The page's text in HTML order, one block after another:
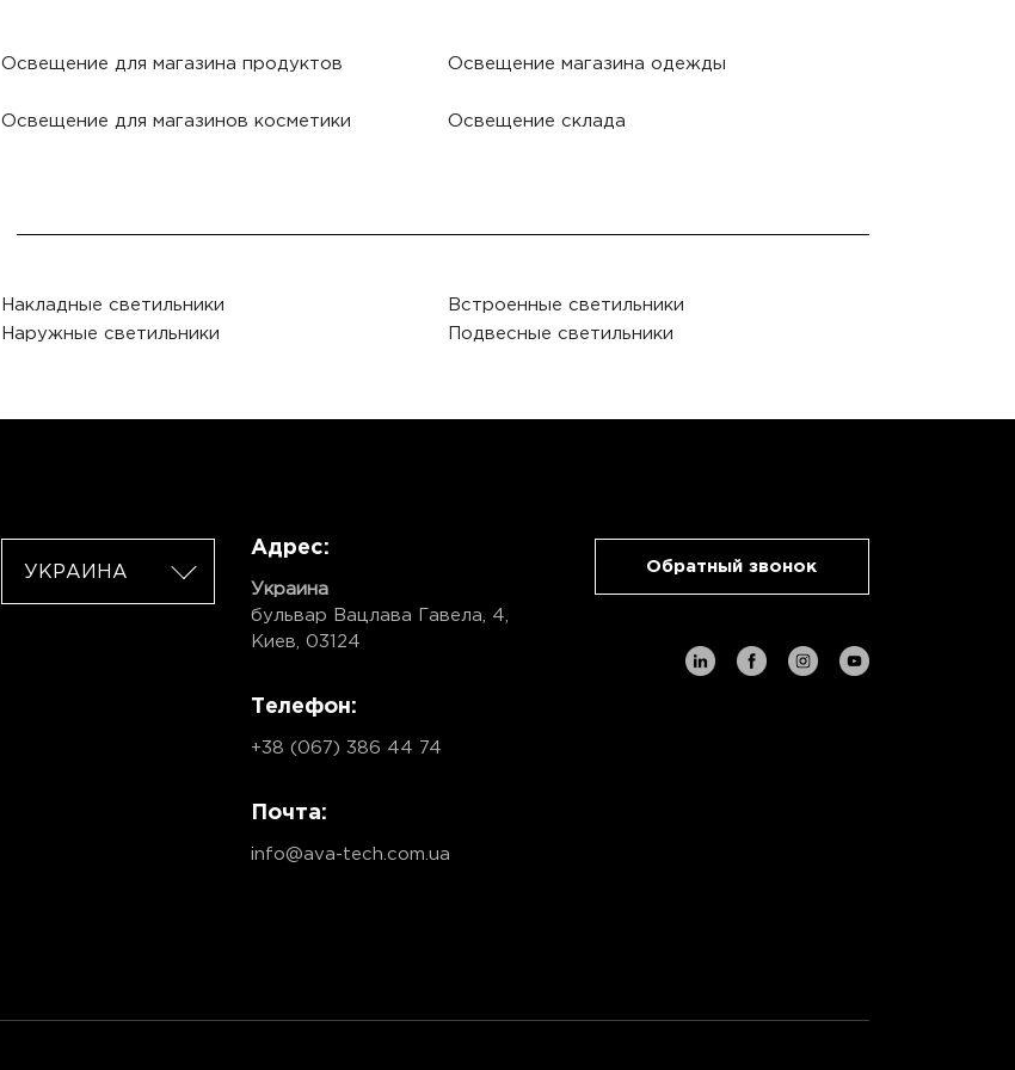
Освещение для магазина продуктов Освещение магазина одежды
Освещение для магазинов косметики
Освещение склада
Накладные светильники
Встроенные светильники
Наружные светильники
Подвесные светильники
УКРАИНА
Адрес:
Украина
бульвар Вацлава Гавела, 4,
Киев, 03124
Телефон:
+38 (067) 386 44 74
Почта:
info@ava-tech.com.ua
Обратный звонок